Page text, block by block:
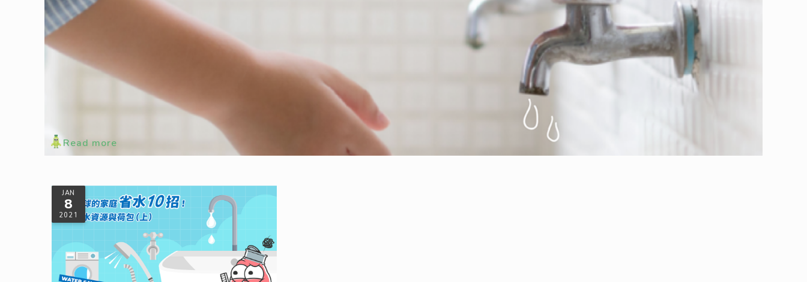
必學！愛地球的家庭省水10招，守護水資源與荷包（下篇）
西方經濟學者認為，人類在經濟活動中，將污水整治成飲用水的花費，僅次於最昂貴的武器製造，這項驚人的推論，更顯示珍惜水資源的重要性。從現在開始，讓我們一起把省水好習慣加進愛地球的行動裡
Read more
JAN
8
2021